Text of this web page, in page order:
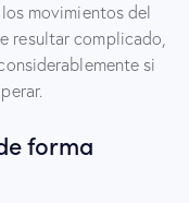
movimientos del
resultar complicado,
si
forma